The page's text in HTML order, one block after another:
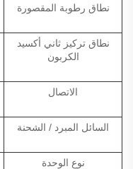
نطاق رطوبة المقصورة
نطاق تركيز ثاني أكسيد
الكربون
الاتصال
السائل المبرد / الشحنة
نوع الوحدة